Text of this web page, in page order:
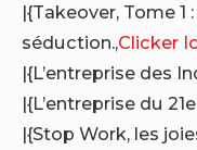
|{Takeover, Tome 1
séduction.,Clicker
|{L’entreprise des
|{L’entreprise du
|{Stop Work, les